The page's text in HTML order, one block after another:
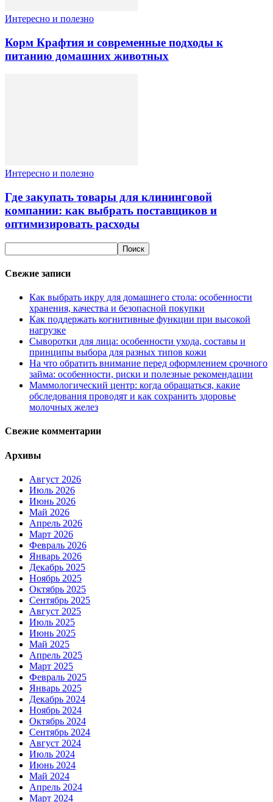
Интересно и полезно
Корм Крафтия и современные подходы к
питанию домашних животных
Интересно и полезно
Где закупать товары для клининговой
компании: как выбрать поставщиков и
оптимизировать расходы
Свежие записи
Как выбрать икру для домашнего стола: особенности
хранения, качества и безопасной покупки
Как поддержать когнитивные функции при высокой
нагрузке
Сыворотки для лица: особенности ухода, составы и
принципы выбора для разных типов кожи
На что обратить внимание перед оформлением срочного
займа: особенности, риски и полезные рекомендации
Маммологический центр: когда обращаться, какие
обследования проводят и как сохранить здоровье
молочных желез
Свежие комментарии
Архивы
Август 2026
Июль 2026
Июнь 2026
Май 2026
Апрель 2026
Март 2026
Февраль 2026
Январь 2026
Декабрь 2025
Ноябрь 2025
Октябрь 2025
Сентябрь 2025
Август 2025
Июль 2025
Июнь 2025
Май 2025
Апрель 2025
Март 2025
Февраль 2025
Январь 2025
Декабрь 2024
Ноябрь 2024
Октябрь 2024
Сентябрь 2024
Август 2024
Июль 2024
Июнь 2024
Май 2024
Апрель 2024
Март 2024